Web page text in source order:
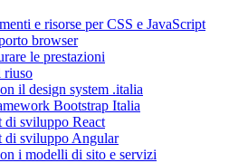
e risorse per CSS e JavaScript
browser
le prestazioni
riuso
il design system .italia
Bootstrap Italia
sviluppo React
di sviluppo Angular
i modelli di sito e servizi